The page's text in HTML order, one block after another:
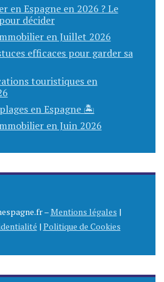
en Espagne en 2026 ? Le
décider
en Juillet 2026
efficaces pour garder sa
touristiques en
en Espagne 🏝️
en Juin 2026
–Mentions légales |
| Politique de Cookies